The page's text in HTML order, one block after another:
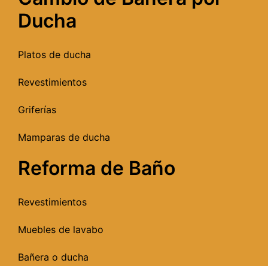
Ducha
Platos de ducha
Revestimientos
Griferías
Mamparas de ducha
Reforma de Baño
Revestimientos
Muebles de lavabo
Bañera o ducha